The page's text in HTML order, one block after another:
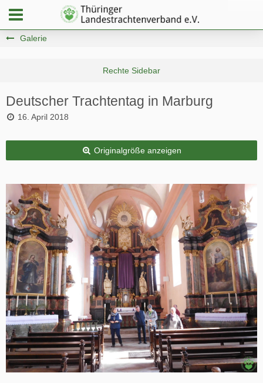
Galerie
Deutscher Trachtentag in Marburg
16. April 2018
Originalgröße anzeigen